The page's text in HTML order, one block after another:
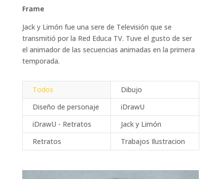
Frame
Jack y Limón fue una sere de Televisión que se
transmitió por la Red Educa TV. Tuve el gusto de ser
el animador de las secuencias animadas en la primera
temporada.
Todos
Dibujo
Diseño de personaje
iDrawU
iDrawU - Retratos
Jack y Limón
Retratos
Trabajos Ilustracion